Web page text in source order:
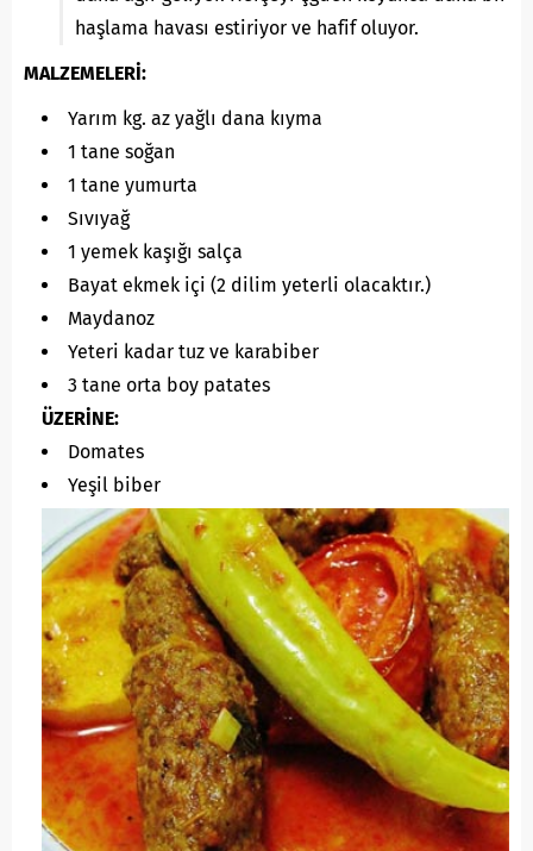
haşlama havası estiriyor ve hafif oluyor.
MALZEMELERİ:
Yarım kg. az yağlı dana kıyma
1 tane soğan
1 tane yumurta
Sıvıyağ
1 yemek kaşığı salça
Bayat ekmek içi (2 dilim yeterli olacaktır.)
Maydanoz
Yeteri kadar tuz ve karabiber
3 tane orta boy patates
ÜZERİNE:
Domates
Yeşil biber